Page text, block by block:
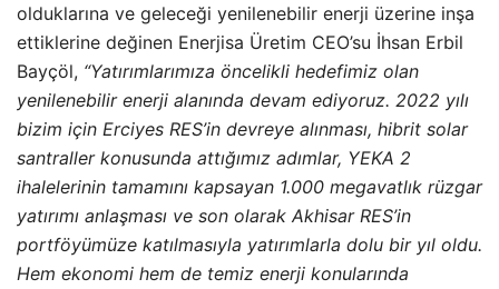
olduklarına ve geleceği yenilenebilir enerji üzerine inşa
ettiklerine değinen Enerjisa Üretim CEO’su İhsan Erbil
Bayçöl, “Yatırımlarımıza öncelikli hedefimiz olan
yenilenebilir enerji alanında devam ediyoruz. 2022 yılı
bizim için Erciyes RES’in devreye alınması, hibrit solar
santraller konusunda attığımız adımlar, YEKA 2
ihalelerinin tamamını kapsayan 1.000 megavatlık rüzgar
yatırımı anlaşması ve son olarak Akhisar RES’in
portföyümüze katılmasıyla yatırımlarla dolu bir yıl oldu.
Hem ekonomi hem de temiz enerji konularında